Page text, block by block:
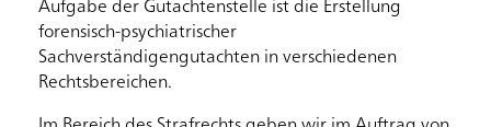
Aufgabe der Gutachtenstelle ist die Erstellung
forensisch-psychiatrischer
Sachverständigengutachten in verschiedenen
Rechtsbereichen.